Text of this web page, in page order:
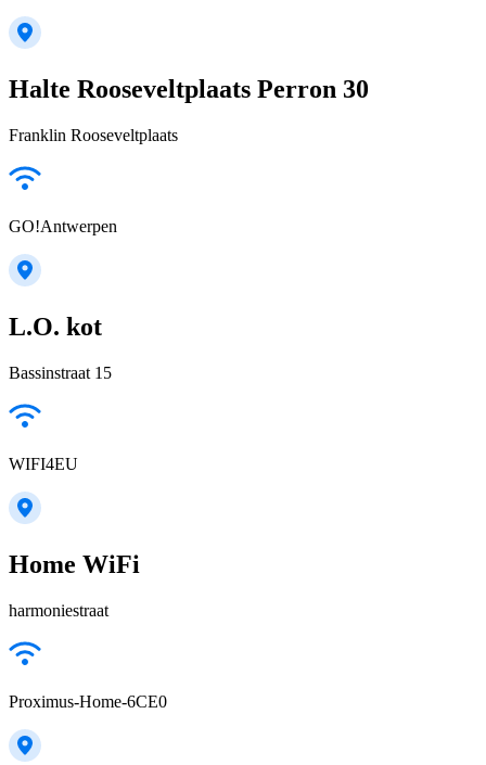
Halte Rooseveltplaats Perron 30
Franklin Rooseveltplaats
GO!Antwerpen
L.O. kot
Bassinstraat 15
WIFI4EU
Home WiFi
harmoniestraat
Proximus-Home-6CE0